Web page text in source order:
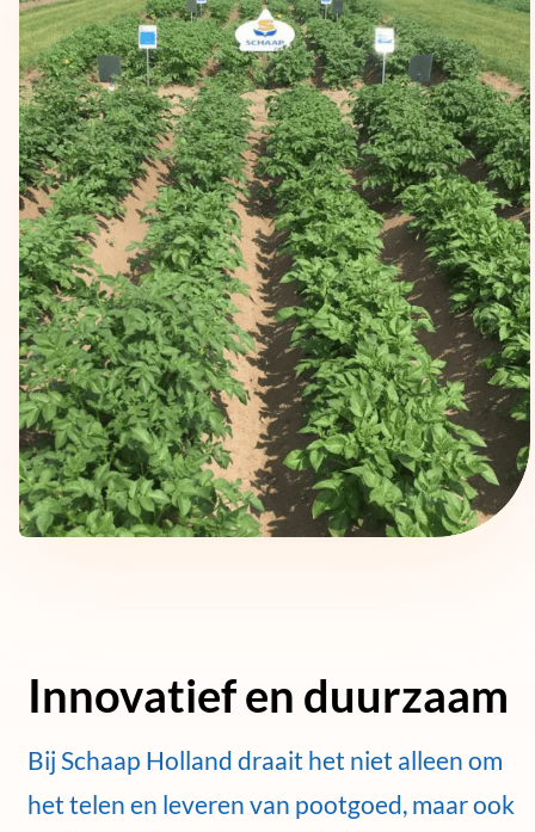
Innovatief en duurzaam
Bij Schaap Holland draait het niet alleen om
het telen en leveren van pootgoed, maar ook